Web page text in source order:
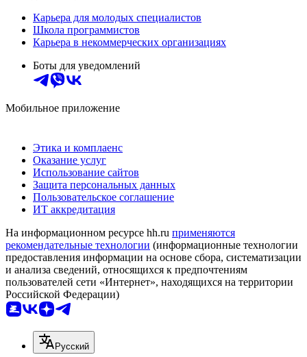
Карьера для молодых специалистов
Школа программистов
Карьера в некоммерческих организациях
Боты для уведомлений
Мобильное приложение
Этика и комплаенс
Оказание услуг
Использование сайтов
Защита персональных данных
Пользовательское соглашение
ИТ аккредитация
На информационном ресурсе hh.ru применяются
рекомендательные технологии (информационные технологии
предоставления информации на основе сбора, систематизации
и анализа сведений, относящихся к предпочтениям
пользователей сети «Интернет», находящихся на территории
Российской Федерации)
Русский